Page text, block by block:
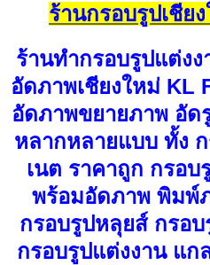
ร้านกรอบรูปเชีย
ร้านทำกรอบรูปแต่ง
อัดภาพเชียงใหม่ KL
อัดภาพขยายภาพ อัด
หลากหลายแบบ ทั้ง
เนต ราคาถูก กรอ
พร้อมอัดภาพ พิมพ์
กรอบรูปหลุยส์ กรอ
กรอบรูปแต่งงาน แก